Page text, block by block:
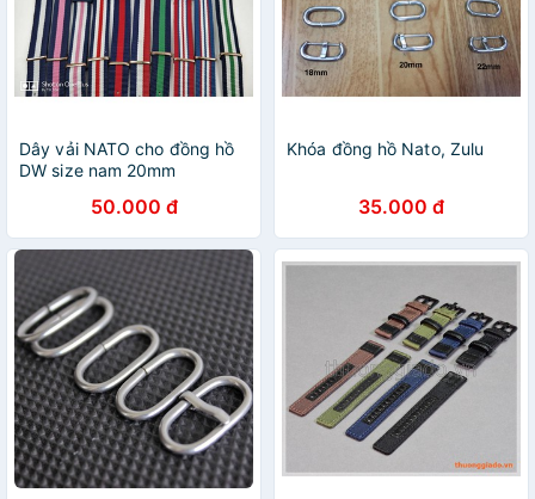
Dây vải NATO cho đồng hồ
DW size nam 20mm
50.000 đ
Khóa đồng hồ Nato, Zulu
35.000 đ